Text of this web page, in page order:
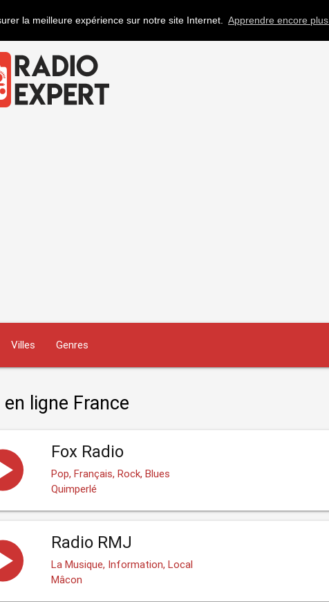
la meilleure expérience sur notre site Internet. Apprendre encore plus.
Villes Genres
en ligne France
Fox Radio
Pop, Français, Rock, Blues
Quimperlé
Radio RMJ
La Musique, Information, Local
Mâcon